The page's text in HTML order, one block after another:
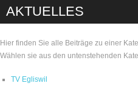
AKTUELLES
Hier finden Sie alle Beiträge zu einer
Wählen sie aus den untenstehenden
TV Egliswil